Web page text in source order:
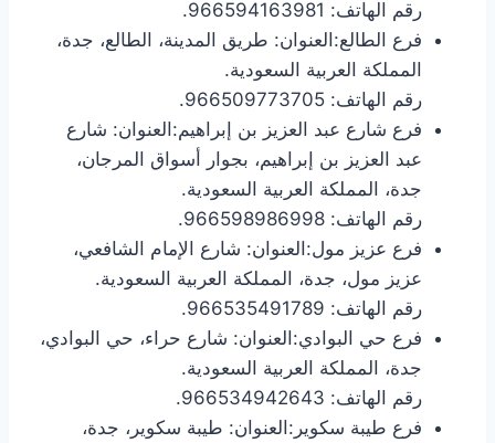
رقم الهاتف: 966594163981.
فرع الطالع:العنوان: طريق المدينة، الطالع، جدة،
المملكة العربية السعودية.
رقم الهاتف: 966509773705.
فرع شارع عبد العزيز بن إبراهيم:العنوان: شارع
عبد العزيز بن إبراهيم، بجوار أسواق المرجان،
جدة، المملكة العربية السعودية.
رقم الهاتف: 966598986998.
فرع عزيز مول:العنوان: شارع الإمام الشافعي،
عزيز مول، جدة، المملكة العربية السعودية.
رقم الهاتف: 966535491789.
فرع حي البوادي:العنوان: شارع حراء، حي البوادي،
جدة، المملكة العربية السعودية.
رقم الهاتف: 966534942643.
فرع طيبة سكوير:العنوان: طيبة سكوير، جدة،